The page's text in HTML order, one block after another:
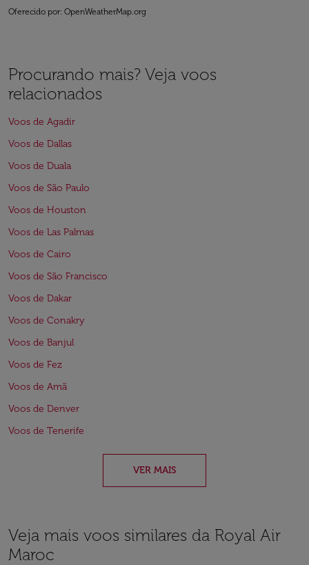
Oferecido por: OpenWeatherMap.org
Procurando mais? Veja voos
relacionados
Voos de Agadir
Voos de Dallas
Voos de Duala
Voos de São Paulo
Voos de Houston
Voos de Las Palmas
Voos de Cairo
Voos de São Francisco
Voos de Dakar
Voos de Conakry
Voos de Banjul
Voos de Fez
Voos de Amã
Voos de Denver
Voos de Tenerife
VER MAIS
Veja mais voos similares da Royal Air
Maroc